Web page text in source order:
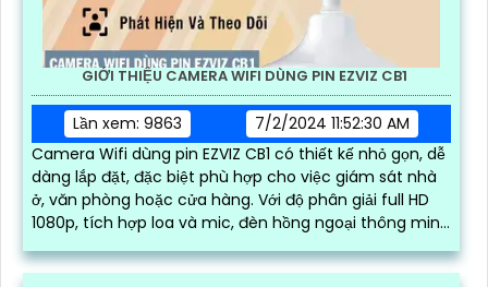
GIỚI THIỆU CAMERA WIFI DÙNG PIN EZVIZ CB1
Lần xem: 9863
7/2/2024 11:52:30 AM
Camera Wifi dùng pin EZVIZ CB1 có thiết kế nhỏ gọn, dễ
dàng lắp đặt, đặc biệt phù hợp cho việc giám sát nhà
ở, văn phòng hoặc cửa hàng. Với độ phân giải full HD
1080p, tích hợp loa và mic, đèn hồng ngoại thông minh